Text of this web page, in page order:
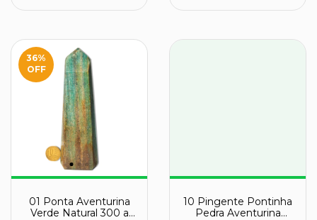
36%
OFF
01 Ponta Aventurina
Verde Natural 300 a
10 Pingente Pontinha
Pedra Aventurina